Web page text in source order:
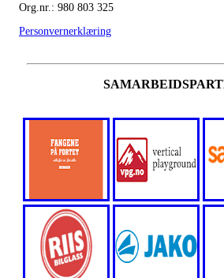
Org.nr.: 980 803 325
Personvernerklæring